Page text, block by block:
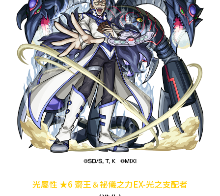
光屬性 ★6 齋王＆祕儀之力EX-光之支配者